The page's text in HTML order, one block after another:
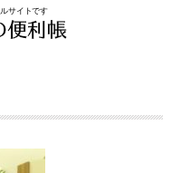
サイトです